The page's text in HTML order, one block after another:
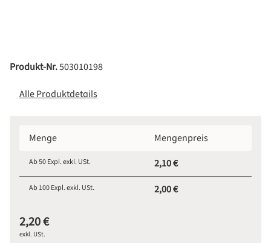
Produkt-Nr.503010198
Alle Produktdetails
Menge Mengenpreis
Ab50Expl. exkl. USt. 2,10 €
Ab 100Expl. exkl. USt. 2,00 €
2,20 €
exkl. USt.